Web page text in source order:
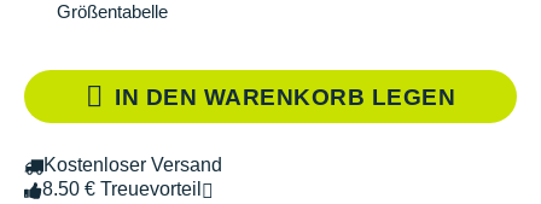
Größentabelle
IN DEN WARENKORB LEGEN
Kostenloser Versand
8.50 € Treuevorteil